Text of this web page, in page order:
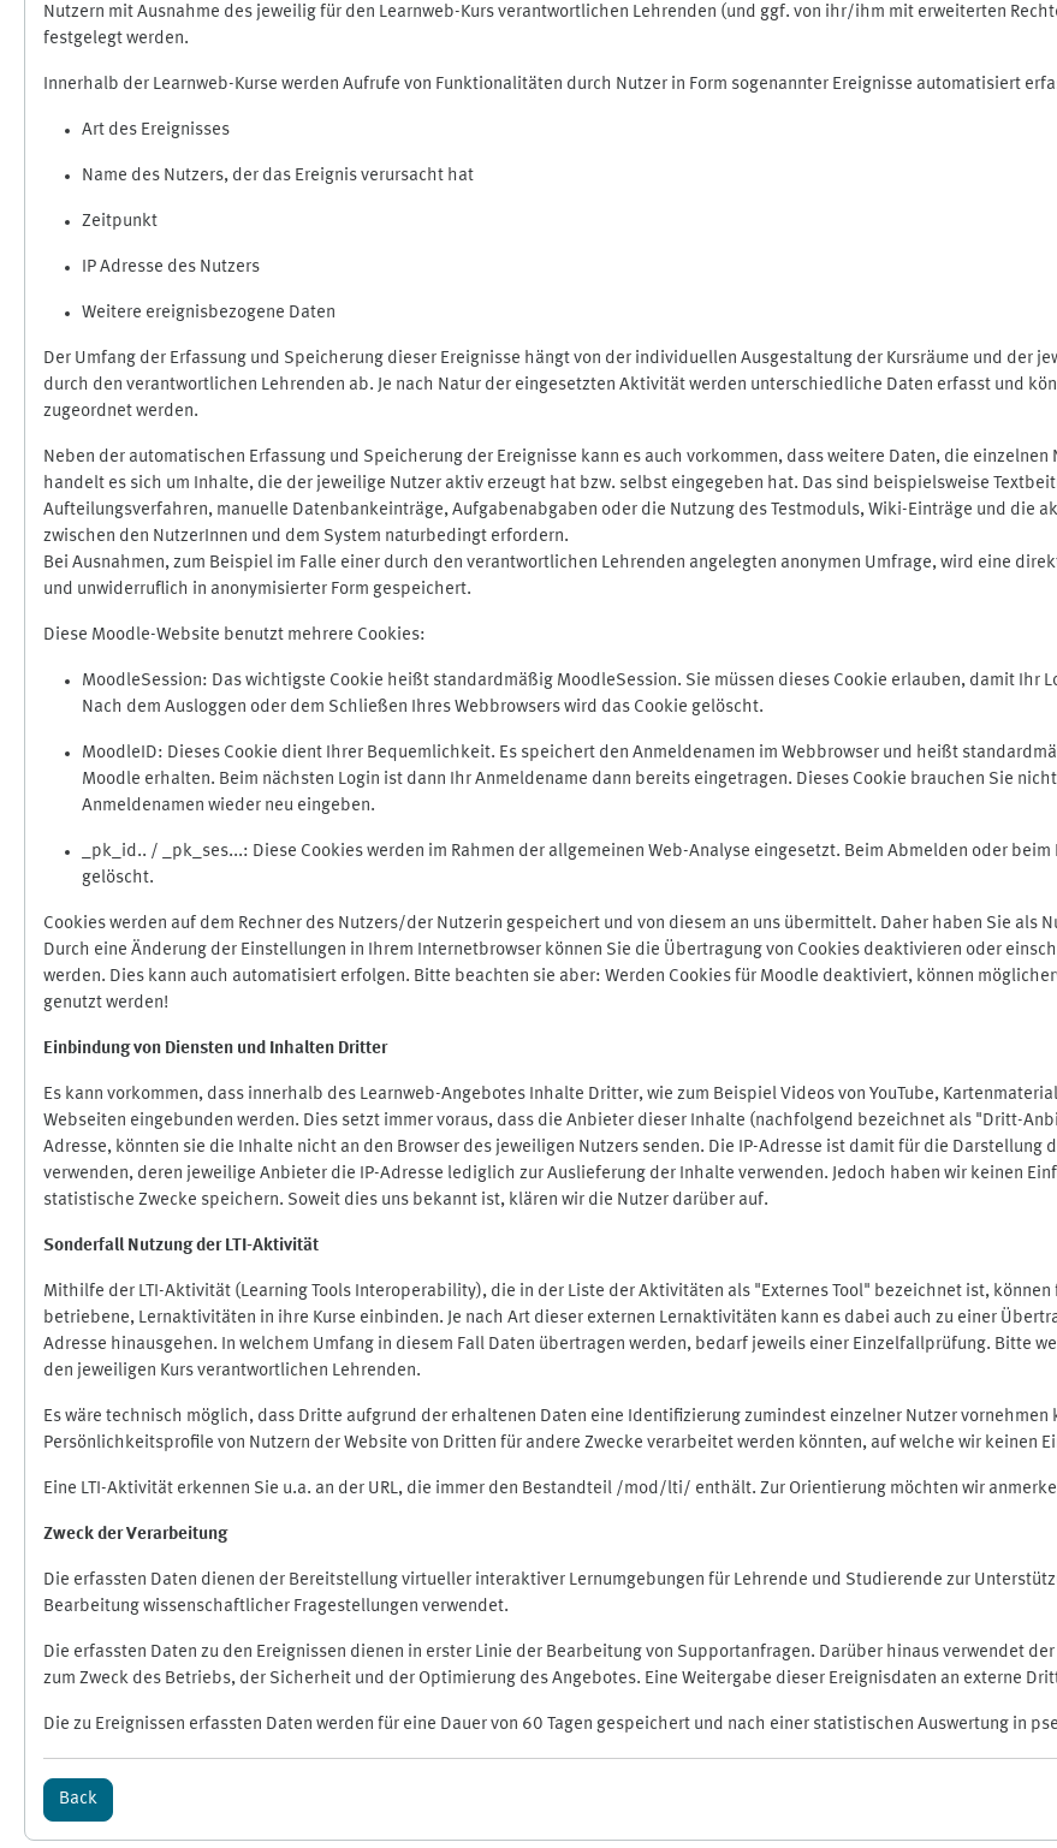
Nutzern mit Ausnahme des jeweilig für den Learnweb-Kurs verantwortlichen Lehrenden (und ggf. von ihr/ihm mit erweiterten
festgelegt werden.
Innerhalb der Learnweb-Kurse werden Aufrufe von Funktionalitäten durch Nutzer in Form sogenannter Ereignisse automatisiert
Art des Ereignisses
Name des Nutzers, der das Ereignis verursacht hat
Zeitpunkt
IP Adresse des Nutzers
Weitere ereignisbezogene Daten
Der Umfang der Erfassung und Speicherung dieser Ereignisse hängt von der individuellen Ausgestaltung der Kursräume und der
durch den verantwortlichen Lehrenden ab. Je nach Natur der eingesetzten Aktivität werden unterschiedliche Daten erfasst und
zugeordnet werden.
Neben der automatischen Erfassung und Speicherung der Ereignisse kann es auch vorkommen, dass weitere Daten, die
handelt es sich um Inhalte, die der jeweilige Nutzer aktiv erzeugt hat bzw. selbst eingegeben hat. Das sind beispielsweise
Aufteilungsverfahren, manuelle Datenbankeinträge, Aufgabenabgaben oder die Nutzung des Testmoduls, Wiki-Einträge und die
zwischen den NutzerInnen und dem System naturbedingt erfordern.
Bei Ausnahmen, zum Beispiel im Falle einer durch den verantwortlichen Lehrenden angelegten anonymen Umfrage, wird eine
und unwiderruflich in anonymisierter Form gespeichert.
Diese Moodle-Website benutzt mehrere Cookies:
MoodleSession: Das wichtigste Cookie heißt standardmäßig MoodleSession. Sie müssen dieses Cookie erlauben, damit Ihr
Nach dem Ausloggen oder dem Schließen Ihres Webbrowsers wird das Cookie gelöscht.
MoodleID: Dieses Cookie dient Ihrer Bequemlichkeit. Es speichert den Anmeldenamen im Webbrowser und heißt
Moodle erhalten. Beim nächsten Login ist dann Ihr Anmeldename dann bereits eingetragen. Dieses Cookie brauchen Sie
Anmeldenamen wieder neu eingeben.
_pk_id.. / _pk_ses...: Diese Cookies werden im Rahmen der allgemeinen Web-Analyse eingesetzt. Beim Abmelden oder
gelöscht.
Cookies werden auf dem Rechner des Nutzers/der Nutzerin gespeichert und von diesem an uns übermittelt. Daher haben Sie als
Durch eine Änderung der Einstellungen in Ihrem Internetbrowser können Sie die Übertragung von Cookies deaktivieren oder
werden. Dies kann auch automatisiert erfolgen. Bitte beachten sie aber: Werden Cookies für Moodle deaktiviert, können
genutzt werden!
Einbindung von Diensten und Inhalten Dritter
Es kann vorkommen, dass innerhalb des Learnweb-Angebotes Inhalte Dritter, wie zum Beispiel Videos von YouTube,
Webseiten eingebunden werden. Dies setzt immer voraus, dass die Anbieter dieser Inhalte (nachfolgend bezeichnet als "Dritt-
Adresse, könnten sie die Inhalte nicht an den Browser des jeweiligen Nutzers senden. Die IP-Adresse ist damit für die
verwenden, deren jeweilige Anbieter die IP-Adresse lediglich zur Auslieferung der Inhalte verwenden. Jedoch haben wir keinen
statistische Zwecke speichern. Soweit dies uns bekannt ist, klären wir die Nutzer darüber auf.
Sonderfall Nutzung der LTI-Aktivität
Mithilfe der LTI-Aktivität (Learning Tools Interoperability), die in der Liste der Aktivitäten als "Externes Tool" bezeichnet ist,
betriebene, Lernaktivitäten in ihre Kurse einbinden. Je nach Art dieser externen Lernaktivitäten kann es dabei auch zu einer
Adresse hinausgehen. In welchem Umfang in diesem Fall Daten übertragen werden, bedarf jeweils einer Einzelfallprüfung. Bitte
den jeweiligen Kurs verantwortlichen Lehrenden.
Es wäre technisch möglich, dass Dritte aufgrund der erhaltenen Daten eine Identifizierung zumindest einzelner Nutzer
Persönlichkeitsprofile von Nutzern der Website von Dritten für andere Zwecke verarbeitet werden könnten, auf welche wir keinen
Eine LTI-Aktivität erkennen Sie u.a. an der URL, die immer den Bestandteil /mod/lti/ enthält. Zur Orientierung möchten wir
Zweck der Verarbeitung
Die erfassten Daten dienen der Bereitstellung virtueller interaktiver Lernumgebungen für Lehrende und Studierende zur
Bearbeitung wissenschaftlicher Fragestellungen verwendet.
Die erfassten Daten zu den Ereignissen dienen in erster Linie der Bearbeitung von Supportanfragen. Darüber hinaus verwendet
zum Zweck des Betriebs, der Sicherheit und der Optimierung des Angebotes. Eine Weitergabe dieser Ereignisdaten an externe
Die zu Ereignissen erfassten Daten werden für eine Dauer von 60 Tagen gespeichert und nach einer statistischen Auswertung in
Back